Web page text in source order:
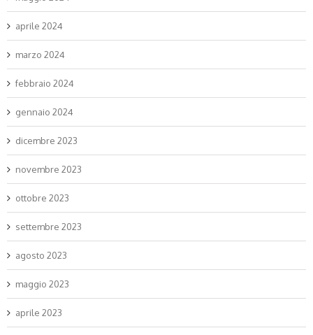
aprile 2024
marzo 2024
febbraio 2024
gennaio 2024
dicembre 2023
novembre 2023
ottobre 2023
settembre 2023
agosto 2023
maggio 2023
aprile 2023